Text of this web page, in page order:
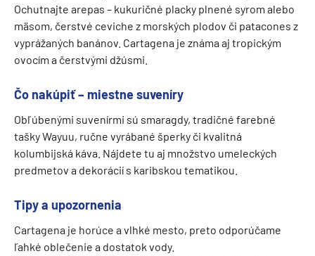
Ochutnajte arepas – kukuričné placky plnené syrom alebo
mäsom, čerstvé ceviche z morských plodov či patacones z
vyprážaných banánov. Cartagena je známa aj tropickým
ovocím a čerstvými džúsmi.
Čo nakúpiť – miestne suveníry
Obľúbenými suvenírmi sú smaragdy, tradičné farebné
tašky Wayuu, ručne vyrábané šperky či kvalitná
kolumbijská káva. Nájdete tu aj množstvo umeleckých
predmetov a dekorácií s karibskou tematikou.
Tipy a upozornenia
Cartagena je horúce a vlhké mesto, preto odporúčame
ľahké oblečenie a dostatok vody.